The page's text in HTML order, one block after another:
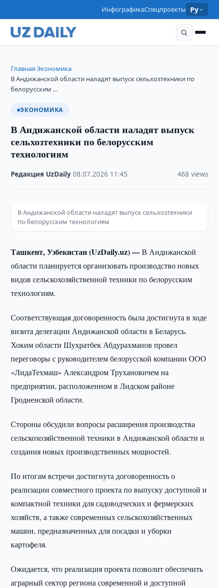
ИнфографикаСпецпроекты Ру
Главная›Экономика›
В Андижанской области наладят выпуск сельхозтехники по
белорусским …
ЭКОНОМИКА
В Андижанской области наладят выпуск
сельхозтехники по белорусским
технологиям
Редакция UzDaily ·08.07.2026 11:45 468 views
В Андижанской области наладят выпуск сельхозтехники
по белорусским технологиям
Ташкент, Узбекистан (UzDaily.uz) —В Андижанской
области планируется организовать производство новых
видов сельскохозяйственной техники по белорусским
технологиям.
Соответствующая договоренность была достигнута в ходе
визита делегации Андижанской области в Беларусь.
Хоким области Шухратбек Абдурахманов провел
переговоры с руководителем белорусской компании ООО
«ЛидаТехмаш» Александром Трухановичем на
предприятии, расположенном в Лидском районе
Гродненской области.
Стороны обсудили вопросы расширения производства
сельскохозяйственной техники в Андижанской области и
создания новых производственных мощностей.
По итогам встречи достигнута договоренность о
реализации совместного проекта по выпуску доступной и
компактной техники для садоводческих и фермерских
хозяйств, а также современных сельскохозяйственных
машин, предназначенных для посадки и уборки
картофеля.
Ожидается, что реализация проекта позволит обеспечить
аграрный сектор региона современной и доступной